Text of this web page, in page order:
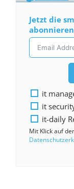
Jetzt die
it
it
it-daily
Mit Klick auf